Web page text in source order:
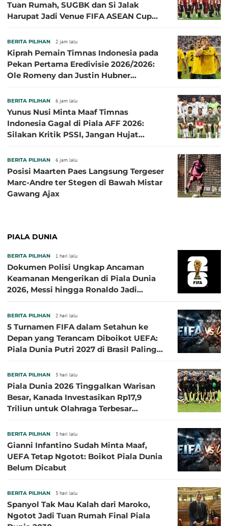
Tuan Rumah, SUGBK dan Si Jalak
Harupat Jadi Venue FIFA ASEAN Cup
BERITA PILIHAN 2 jam lalu
Kiprah Pemain Timnas Indonesia pada
Pekan Pertama Eredivisie 2026/2026:
Ole Romeny dan Justin Hubner
BERITA PILIHAN 6 jam lalu
Yunus Nusi Minta Maaf Timnas
Indonesia Gagal di Piala AFF 2026:
Silakan Kritik PSSI, Jangan Hujat
BERITA PILIHAN 6 jam lalu
Posisi Maarten Paes Langsung Tergeser
Marc-Andre ter Stegen di Bawah Mistar
Gawang Ajax
PIALA DUNIA
BERITA PILIHAN 1 hari lalu
Dokumen Polisi Ungkap Ancaman
Keamanan Mengerikan di Piala Dunia
2026, Messi hingga Ronaldo Jadi
BERITA PILIHAN 2 hari lalu
5 Turnamen FIFA dalam Setahun ke
Depan yang Terancam Diboikot UEFA:
Piala Dunia Putri 2027 di Brasil Paling
BERITA PILIHAN 3 hari lalu
Piala Dunia 2026 Tinggalkan Warisan
Besar, Kanada Investasikan Rp17,9
Triliun untuk Olahraga Terbesar
BERITA PILIHAN 3 hari lalu
Gianni Infantino Sudah Minta Maaf,
UEFA Tetap Ngotot: Boikot Piala Dunia
Belum Dicabut
BERITA PILIHAN 3 hari lalu
Spanyol Tak Mau Kalah dari Maroko,
Ngotot Jadi Tuan Rumah Final Piala